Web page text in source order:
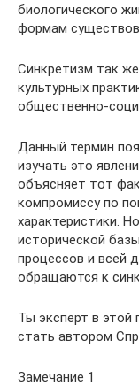
биологического
формам
Синкретизм так
культурных
общественно-
Данный термин
изучать это
объясняет тот
компромиссу по
характеристики.
исторической
процессов и всей
обращаются к
Ты эксперт в этой
стать автором
Замечание 1